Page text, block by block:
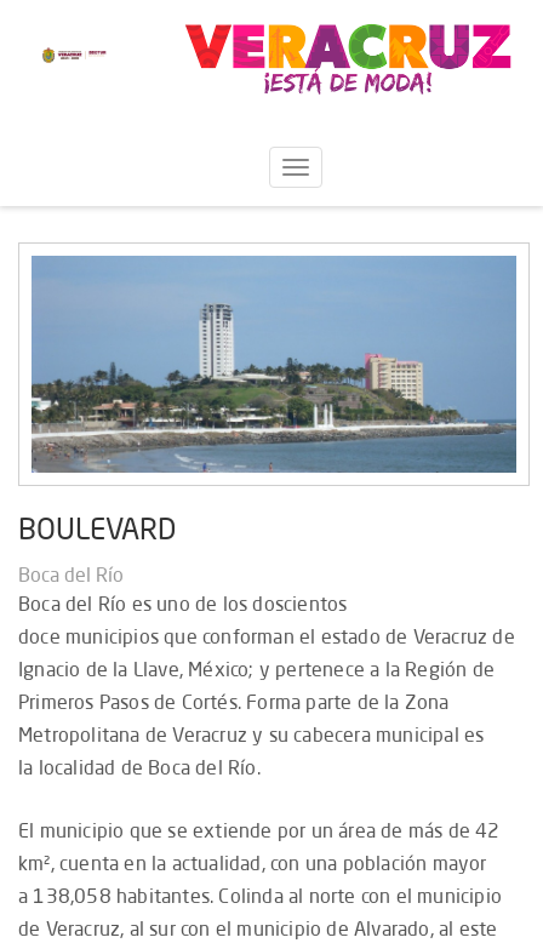
BOULEVARD
Boca del Río
Boca del Río es uno de los doscientos
doce municipios que conforman el estado de Veracruz de
Ignacio de la Llave, México; y pertenece a la Región de
Primeros Pasos de Cortés. Forma parte de la Zona
Metropolitana de Veracruz​ y su cabecera municipal es
la localidad de Boca del Río.
El municipio que se extiende por un área de más de 42
km², cuenta en la actualidad, con una población mayor
a 138,058 habitantes. Colinda al norte con el municipio
de Veracruz, al sur con el municipio de Alvarado, al este